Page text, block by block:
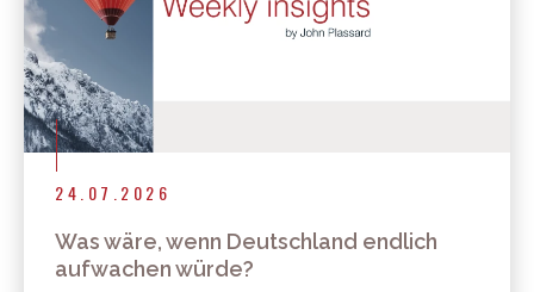
24.07.2026
Was wäre, wenn Deutschland endlich
aufwachen würde?